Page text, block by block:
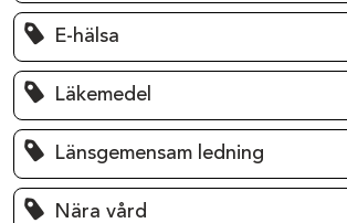
E-hälsa
Läkemedel
Länsgemensam ledning
Nära vård